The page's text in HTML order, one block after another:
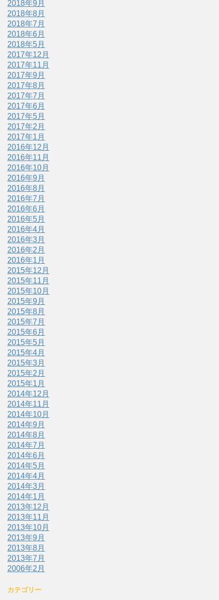
2018年9月
2018年8月
2018年7月
2018年6月
2018年5月
2017年12月
2017年11月
2017年9月
2017年8月
2017年7月
2017年6月
2017年5月
2017年2月
2017年1月
2016年12月
2016年11月
2016年10月
2016年9月
2016年8月
2016年7月
2016年6月
2016年5月
2016年4月
2016年3月
2016年2月
2016年1月
2015年12月
2015年11月
2015年10月
2015年9月
2015年8月
2015年7月
2015年6月
2015年5月
2015年4月
2015年3月
2015年2月
2015年1月
2014年12月
2014年11月
2014年10月
2014年9月
2014年8月
2014年7月
2014年6月
2014年5月
2014年4月
2014年3月
2014年1月
2013年12月
2013年11月
2013年10月
2013年9月
2013年8月
2013年7月
2006年2月
カテゴリー